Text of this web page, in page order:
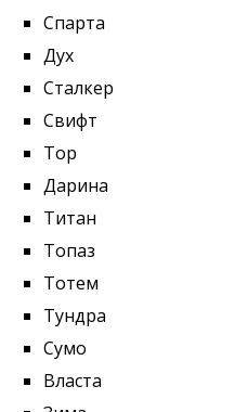
Спарта
Дух
Сталкер
Свифт
Тор
Дарина
Титан
Топаз
Тотем
Тундра
Сумо
Власта